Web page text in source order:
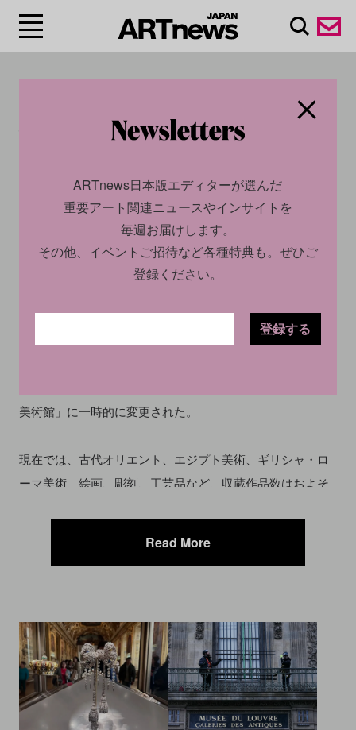
館/Louvre
世界有数の作品収蔵数を誇るルーブル美術館が正式に開館
したのは1793年。12世紀末に要塞として建設されたルーブ
ル宮殿だが、歴代の王によって拡張・改修が行われてき
ことから、収集されてきた古代彫刻などの王室美術品コレ
クションの収蔵・展示が主な役割に。また、フランス革命
美術館」に一時的に変更された。
現在では、古代オリエント、エジプト美術、ギリシャ・ロ
ーマ美術、絵画、彫刻、工芸品など、収蔵作品数はおよそ
聖遺物、写本に焦点を当てた「The Treasury of Notre-Dame
Cathedral（ノートルダム大聖堂の宝物庫）」（2023）や、
紀元前730年頃から50年以上にわたって現在の南エジプトと
北スーダンを支配していたクシュ文明を紹介した「Pharaoh
of the Two Lands（二つの国のファラオ）」（2022）が挙げ
Read More
ARTnews日本版エディターが選んだ
重要アート関連ニュースやインサイトを
毎週お届けします。
その他、イベントご招待など各種特典も。ぜひご
登録ください。
登録する